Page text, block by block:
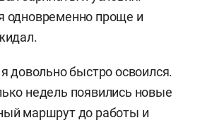
одновременно проще и
довольно быстро освоился.
недель появились новые
маршрут до работы и